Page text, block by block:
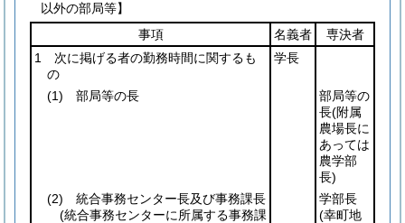
以外の部局等】
事項
名義者
専決者
1 次に掲げる者の勤務時間に関するも
の
学長
(1) 部局等の長
部局等の
長(附属
農場長に
あっては
農学部
長)
(2) 統合事務センター長及び事務課長
(統合事務センターに所属する事務課
学部長
(幸町地